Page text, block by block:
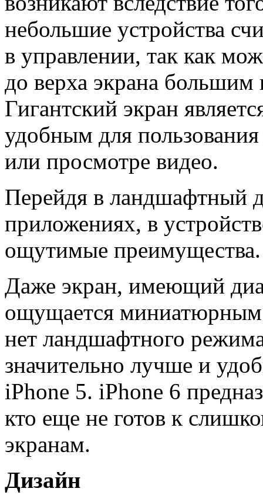
небольшие устройства
в управлении, так как
до верха экрана большим
Гигантский экран
удобным для
или просмотре видео.
Перейдя в ландшафтный
приложениях, в
ощутимые преимущества.
Даже экран, имеющий
ощущается миниатюрным
нет ландшафтного
значительно лучше и
iPhone 5. iPhone 6
кто еще не готов к
экранам.
Дизайн